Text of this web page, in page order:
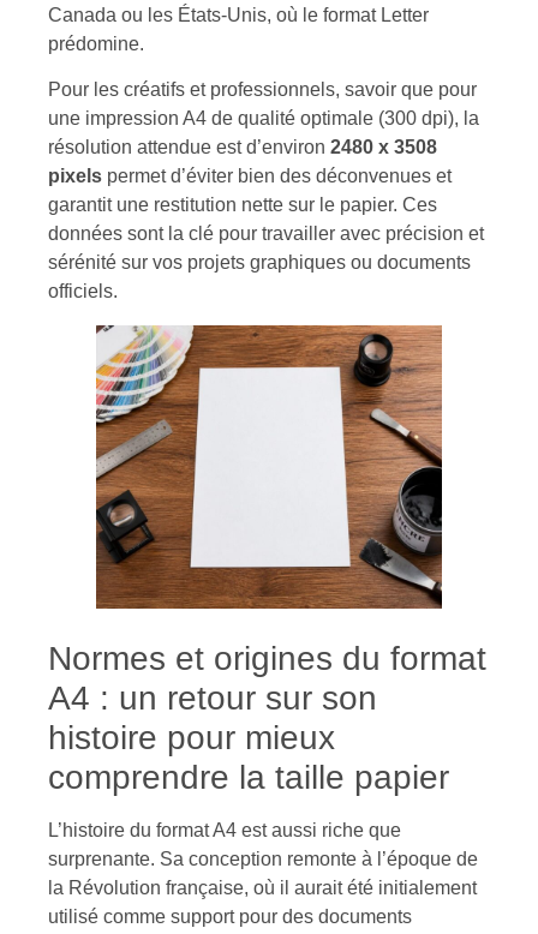
Canada ou les États-Unis, où le format Letter
prédomine.
Pour les créatifs et professionnels, savoir que pour
une impression A4 de qualité optimale (300 dpi), la
résolution attendue est d’environ 2480 x 3508
pixels permet d’éviter bien des déconvenues et
garantit une restitution nette sur le papier. Ces
données sont la clé pour travailler avec précision et
sérénité sur vos projets graphiques ou documents
officiels.
Normes et origines du format
A4 : un retour sur son
histoire pour mieux
comprendre la taille papier
L’histoire du format A4 est aussi riche que
surprenante. Sa conception remonte à l’époque de
la Révolution française, où il aurait été initialement
utilisé comme support pour des documents